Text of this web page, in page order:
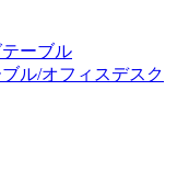
ーブル
ル/オフィスデスク